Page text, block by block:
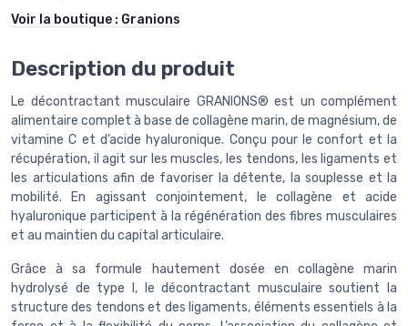
Voir la boutique : Granions
Description du produit
Le décontractant musculaire GRANIONS® est un complément
alimentaire complet à base de collagène marin, de magnésium, de
vitamine C et d’acide hyaluronique. Conçu pour le confort et la
récupération, il agit sur les muscles, les tendons, les ligaments et
les articulations afin de favoriser la détente, la souplesse et la
mobilité. En agissant conjointement, le collagène et acide
hyaluronique participent à la régénération des fibres musculaires
et au maintien du capital articulaire.
Grâce à sa formule hautement dosée en collagène marin
hydrolysé de type I, le décontractant musculaire soutient la
structure des tendons et des ligaments, éléments essentiels à la